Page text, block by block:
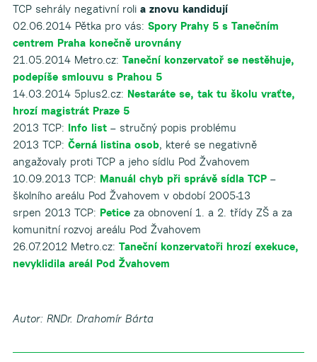
TCP sehrály negativní roli a znovu kandidují
02.06.2014 Pětka pro vás: Spory Prahy 5 s Tanečním
centrem Praha konečně urovnány
21.05.2014 Metro.cz: Taneční konzervatoř se nestěhuje,
podepíše smlouvu s Prahou 5
14.03.2014 5plus2.cz: Nestaráte se, tak tu školu vraťte,
hrozí magistrát Praze 5
2013 TCP: Info list– stručný popis problému
2013 TCP: Černá listina osob, které se negativně
angažovaly proti TCP a jeho sídlu Pod Žvahovem
10.09.2013 TCP: Manuál chyb při správě sídla TCP–
školního areálu Pod Žvahovem v období 2005-13
srpen 2013 TCP: Peticeza obnovení 1. a 2. třídy ZŠ a za
komunitní rozvoj areálu Pod Žvahovem
26.07.2012 Metro.cz: Taneční konzervatoři hrozí exekuce,
nevyklidila areál Pod Žvahovem
Autor: RNDr. Drahomír Bárta